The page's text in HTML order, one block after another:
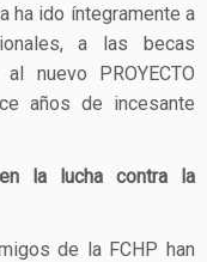
ha ido íntegramente a
a las becas
nuevo PROYECTO
años de incesante
la lucha contra la
de la FCHP han